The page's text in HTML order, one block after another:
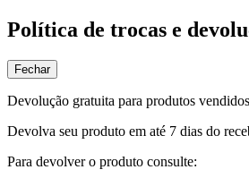
Política de trocas e
Fechar
Devolução gratuita para produtos
Devolva seu produto em até 7 dias do
Para devolver o produto consulte: